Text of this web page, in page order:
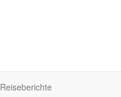
Reiseberichte